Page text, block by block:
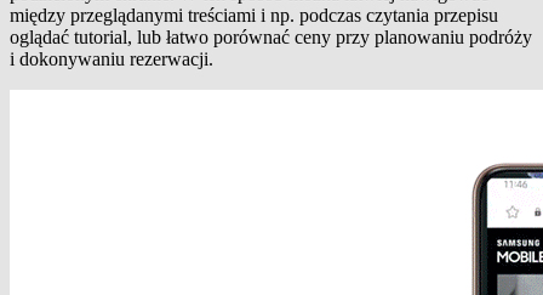
między przeglądanymi treściami i np. podczas czytania przepisu
oglądać tutorial, lub łatwo porównać ceny przy planowaniu podróży
i dokonywaniu rezerwacji.